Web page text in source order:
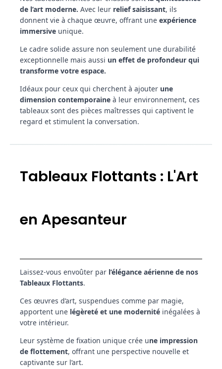
de l’art moderne. Avec leur relief saisissant, ils
donnent vie à chaque œuvre, offrant une expérience
immersive unique.
Le cadre solide assure non seulement une durabilité
exceptionnelle mais aussi un effet de profondeur qui
transforme votre espace.
Idéaux pour ceux qui cherchent à ajouter une
dimension contemporaine à leur environnement, ces
tableaux sont des pièces maîtresses qui captivent le
regard et stimulent la conversation.
Tableaux Flottants : L'Art
en Apesanteur
Laissez-vous envoûter par l’élégance aérienne de nos
Tableaux Flottants.
Ces œuvres d’art, suspendues comme par magie,
apportent une légèreté et une modernité inégalées à
votre intérieur.
Leur système de fixation unique crée une impression
de flottement, offrant une perspective nouvelle et
captivante sur l’art.